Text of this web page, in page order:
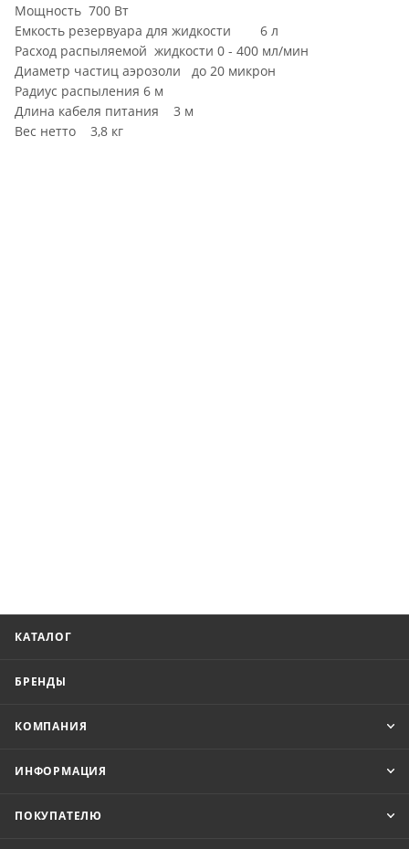
Мощность 700 Вт
Емкость резервуара для жидкости 6 л
Расход распыляемой жидкости 0 - 400 мл/мин
Диаметр частиц аэрозоли до 20 микрон
Радиус распыления 6 м
Длина кабеля питания 3 м
Вес нетто 3,8 кг
КАТАЛОГ
БРЕНДЫ
КОМПАНИЯ
ИНФОРМАЦИЯ
ПОКУПАТЕЛЮ